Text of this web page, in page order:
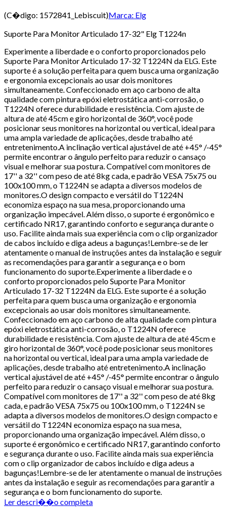
(C�digo: 1572841_Lebiscuit)Marca: Elg
Suporte Para Monitor Articulado 17-32" Elg T1224n
Experimente a liberdade e o conforto proporcionados pelo
Suporte Para Monitor Articulado 17-32 T1224N da ELG. Este
suporte é a solução perfeita para quem busca uma organização
e ergonomia excepcionais ao usar dois monitores
simultaneamente. Confeccionado em aço carbono de alta
qualidade com pintura epóxi eletrostática anti-corrosão, o
T1224N oferece durabilidade e resistência. Com ajuste de
altura de até 45cm e giro horizontal de 360°, você pode
posicionar seus monitores na horizontal ou vertical, ideal para
uma ampla variedade de aplicações, desde trabalho até
entretenimento.A inclinação vertical ajustável de até +45° /-45°
permite encontrar o ângulo perfeito para reduzir o cansaço
visual e melhorar sua postura. Compatível com monitores de
17'' a 32'' com peso de até 8kg cada, e padrão VESA 75x75 ou
100x100 mm, o T1224N se adapta a diversos modelos de
monitores.O design compacto e versátil do T1224N
economiza espaço na sua mesa, proporcionando uma
organização impecável. Além disso, o suporte é ergonômico e
certificado NR17, garantindo conforto e segurança durante o
uso. Facilite ainda mais sua experiência com o clip organizador
de cabos incluído e diga adeus a bagunças!Lembre-se de ler
atentamente o manual de instruções antes da instalação e seguir
as recomendações para garantir a segurança e o bom
funcionamento do suporte.Experimente a liberdade e o
conforto proporcionados pelo Suporte Para Monitor
Articulado 17-32 T1224N da ELG. Este suporte é a solução
perfeita para quem busca uma organização e ergonomia
excepcionais ao usar dois monitores simultaneamente.
Confeccionado em aço carbono de alta qualidade com pintura
epóxi eletrostática anti-corrosão, o T1224N oferece
durabilidade e resistência. Com ajuste de altura de até 45cm e
giro horizontal de 360°, você pode posicionar seus monitores
na horizontal ou vertical, ideal para uma ampla variedade de
aplicações, desde trabalho até entretenimento.A inclinação
vertical ajustável de até +45° /-45° permite encontrar o ângulo
perfeito para reduzir o cansaço visual e melhorar sua postura.
Compatível com monitores de 17'' a 32'' com peso de até 8kg
cada, e padrão VESA 75x75 ou 100x100 mm, o T1224N se
adapta a diversos modelos de monitores.O design compacto e
versátil do T1224N economiza espaço na sua mesa,
proporcionando uma organização impecável. Além disso, o
suporte é ergonômico e certificado NR17, garantindo conforto
e segurança durante o uso. Facilite ainda mais sua experiência
com o clip organizador de cabos incluído e diga adeus a
bagunças!Lembre-se de ler atentamente o manual de instruções
antes da instalação e seguir as recomendações para garantir a
segurança e o bom funcionamento do suporte.
Ler descri��o completa